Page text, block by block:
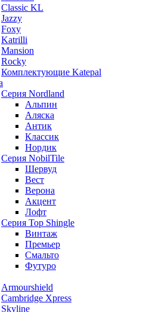
Classic KL
Jazzy
Foxy
Katrilli
Mansion
Rocky
Комплектующие Katepal
Серия Nordland
Альпин
Аляска
Антик
Классик
Нордик
Серия NobilTile
Шервуд
Вест
Верона
Акцент
Лофт
Серия Top Shingle
Винтаж
Премьер
Смальто
Футуро
Armourshield
Cambridge Xpress
Skyline